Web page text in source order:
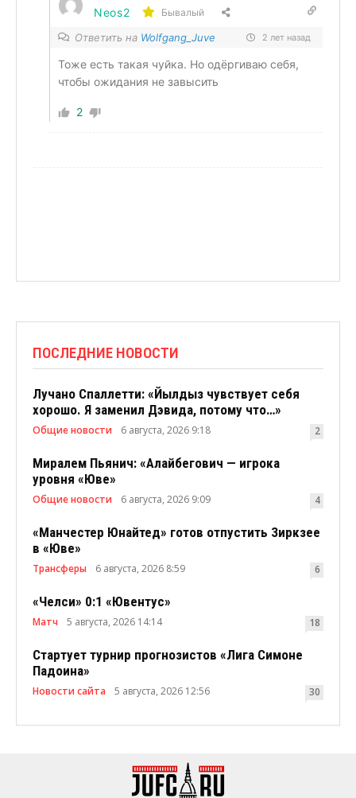
Neos2 Бывалый
Ответить на Wolfgang_Juve 2 лет назад
Тоже есть такая чуйка. Но одёргиваю себя,
чтобы ожидания не завысить
2
ПОСЛЕДНИЕ НОВОСТИ
Лучано Спаллетти: «Йылдыз чувствует себя
хорошо. Я заменил Дэвида, потому что…»
Общие новости 6 августа, 2026 9:18 2
Миралем Пьянич: «Алайбегович — игрока
уровня «Юве»
Общие новости 6 августа, 2026 9:09 4
«Манчестер Юнайтед» готов отпустить Зиркзее
в «Юве»
Трансферы 6 августа, 2026 8:59 6
«Челси» 0:1 «Ювентус»
Матч 5 августа, 2026 14:14 18
Стартует турнир прогнозистов «Лига Симоне
Падоина»
Новости сайта 5 августа, 2026 12:56 30